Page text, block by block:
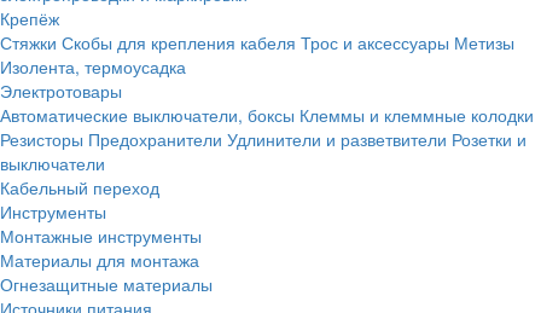
Крепёж
Стяжки Скобы для крепления кабеля Трос и аксессуары Метизы
Изолента, термоусадка
Электротовары
Автоматические выключатели, боксы Клеммы и клеммные колодки
Резисторы Предохранители Удлинители и разветвители Розетки и
выключатели
Кабельный переход
Инструменты
Монтажные инструменты
Материалы для монтажа
Огнезащитные материалы